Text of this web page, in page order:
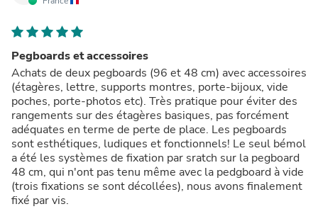
Pegboards et accessoires
Achats de deux pegboards (96 et 48 cm) avec accessoires
(étagères, lettre, supports montres, porte-bijoux, vide
poches, porte-photos etc). Très pratique pour éviter des
rangements sur des étagères basiques, pas forcément
adéquates en terme de perte de place. Les pegboards
sont esthétiques, ludiques et fonctionnels! Le seul bémol
a été les systèmes de fixation par sratch sur la pegboard
48 cm, qui n'ont pas tenu même avec la pedgboard à vide
(trois fixations se sont décollées), nous avons finalement
fixé par vis.